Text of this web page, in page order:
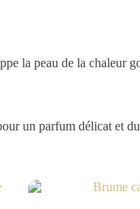
la peau de la chaleur
un parfum délicat et